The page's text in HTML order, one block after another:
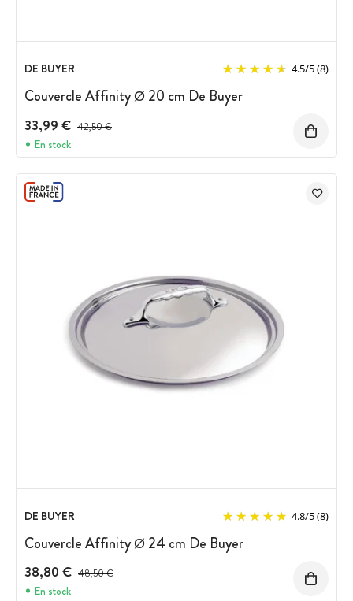
DE BUYER 4.5/5(8)
Couvercle Affinity Ø 20 cm De Buyer
33,99 € Prix avant réduction :
42,50 €
En stock
DE BUYER 4.8/5(8)
Couvercle Affinity Ø 24 cm De Buyer
38,80 € Prix avant réduction :
48,50 €
En stock